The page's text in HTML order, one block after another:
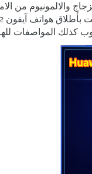
والالمونيوم من